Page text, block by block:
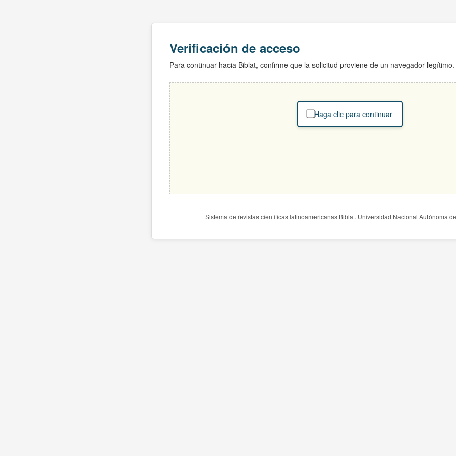
Verificación de acceso
Para continuar hacia Biblat, confirme que la solicitud proviene de un navegador legítimo.
Haga clic para continuar
Sistema de revistas científicas latinoamericanas Biblat. Universidad Nacional Autónoma